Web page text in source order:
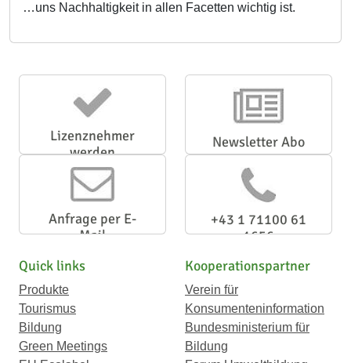
…uns Nachhaltigkeit in allen Facetten wichtig ist.
Lizenznehmer
werden
Newsletter Abo
Anfrage per E-
Mail
+43 1 71100 61
1656
Quick links
Produkte
Tourismus
Bildung
Green Meetings
Kooperationspartner
Verein für
Konsumenteninformation
Bundesministerium für
Bildung